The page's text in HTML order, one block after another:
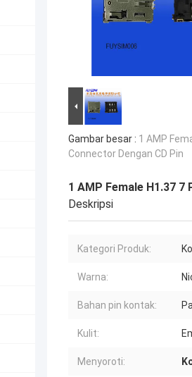
Gambar besar : 1 AMP
Connector Dengan CD Pin
1 AMP Female H1.37
Deskripsi
Kategori Produk:
Warna:
Bahan pin kontak:
Kulit:
Menyoroti: